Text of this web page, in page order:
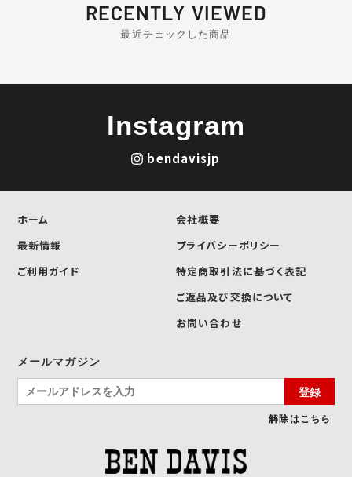
RECENTLY VIEWED
最近チェックした商品
Instagram
bendavisjp
ホーム
最新情報
ご利用ガイド
会社概要
プライバシーポリシー
特定商取引法に基づく表記
ご返品及び交換について
お問い合わせ
メールマガジン
登録
解除はこちら